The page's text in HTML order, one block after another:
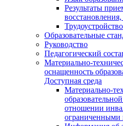
Результаты
Образовательные
Руководство
Педагогический
Материально-
оснащенность
Доступная среда
Материально-
отношении
ограниченными